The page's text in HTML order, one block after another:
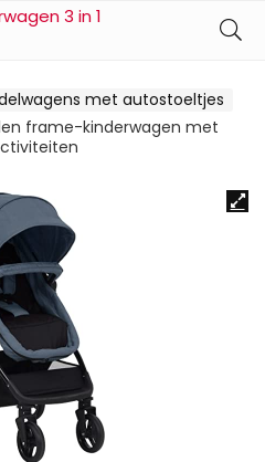
met autostoeltjes
frame-kinderwagen met